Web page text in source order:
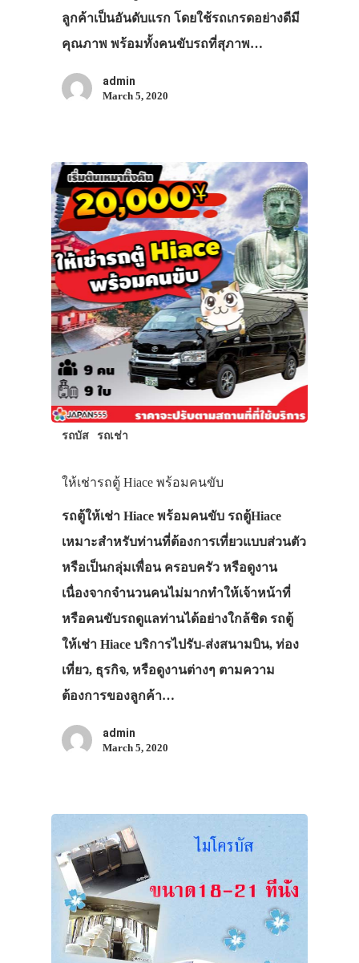
ลูกค้าเป็นอันดับแรก โดยใช้รถเกรดอย่างดีมี
คุณภาพ พร้อมทั้งคนขับรถที่สุภาพ…
admin
March 5, 2020
รถบัส รถเช่า
ให้เช่ารถตู้ Hiace พร้อมคนขับ
รถตู้ให้เช่า Hiace พร้อมคนขับ รถตู้Hiace
เหมาะสำหรับท่านที่ต้องการเที่ยวแบบส่วนตัว
หรือเป็นกลุ่มเพื่อน ครอบครัว หรือดูงาน
เนื่องจากจำนวนคนไม่มากทำให้เจ้าหน้าที่
หรือคนขับรถดูแลท่านได้อย่างใกล้ชิด รถตู้
ให้เช่า Hiace บริการไปรับ-ส่งสนามบิน, ท่อง
เที่ยว, ธุรกิจ, หรือดูงานต่างๆ ตามความ
ต้องการของลูกค้า…
admin
March 5, 2020